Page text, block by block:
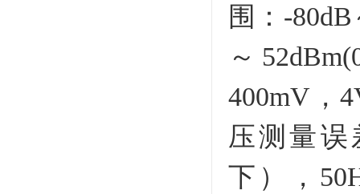
围：-
～
400mV，
压测量
下），